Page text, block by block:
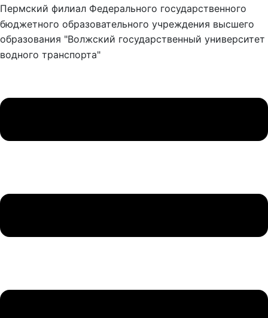
Пермский филиал Федерального государственного
бюджетного образовательного учреждения высшего
образования "Волжский государственный университет
водного транспорта"